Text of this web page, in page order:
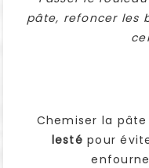
pâte, refoncer les
Chemiser la
lesté pour